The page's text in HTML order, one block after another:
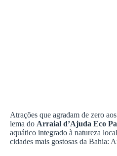
Atrações que agradam de zero
lema do Arraial d’Ajuda Eco
aquático integrado à natureza
cidades mais gostosas da Bahia: